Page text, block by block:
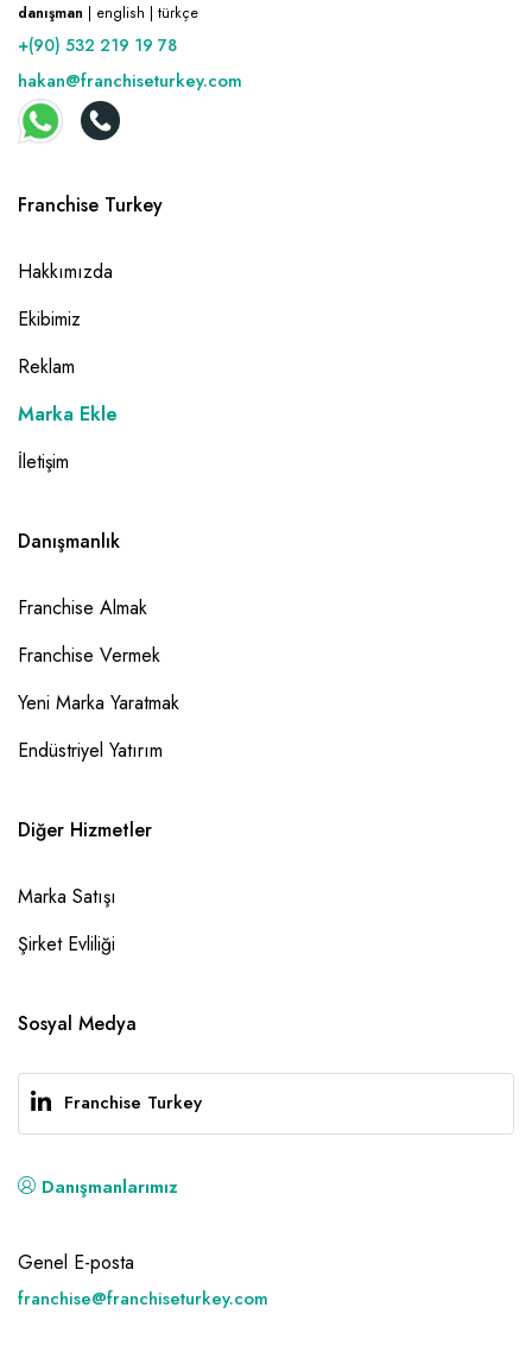
danışman | english | türkçe
+(90) 532 219 19 78
hakan@franchiseturkey.com
Franchise Turkey
Hakkımızda
Ekibimiz
Reklam
Marka Ekle
İletişim
Danışmanlık
Franchise Almak
Franchise Vermek
Yeni Marka Yaratmak
Endüstriyel Yatırım
Diğer Hizmetler
Marka Satışı
Şirket Evliliği
Sosyal Medya
Franchise Turkey
Danışmanlarımız
Genel E-posta
franchise@franchiseturkey.com